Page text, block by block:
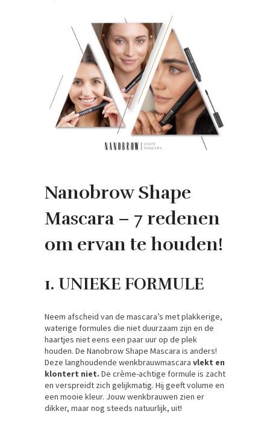
Nanobrow Shape
Mascara – 7 redenen
om ervan te houden!
1. UNIEKE FORMULE
Neem afscheid van de mascara’s met plakkerige,
waterige formules die niet duurzaam zijn en de
haartjes niet eens een paar uur op de plek
houden. De Nanobrow Shape Mascara is anders!
Deze langhoudende wenkbrauwmascara vlekt en
klontert niet. De crème-achtige formule is zacht
en verspreidt zich gelijkmatig. Hij geeft volume en
een mooie kleur. Jouw wenkbrauwen zien er
dikker, maar nog steeds natuurlijk, uit!